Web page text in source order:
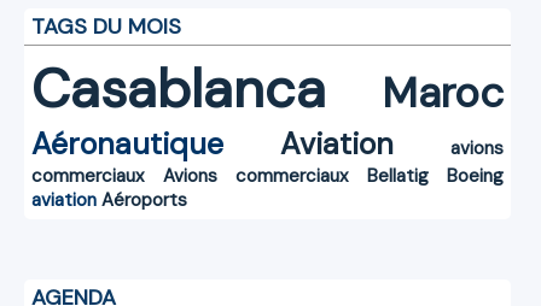
TAGS DU MOIS
Casablanca Maroc
Aéronautique Aviation
avions
commerciaux
Avions commerciaux Bellatig
Boeing
aviation Aéroports
AGENDA